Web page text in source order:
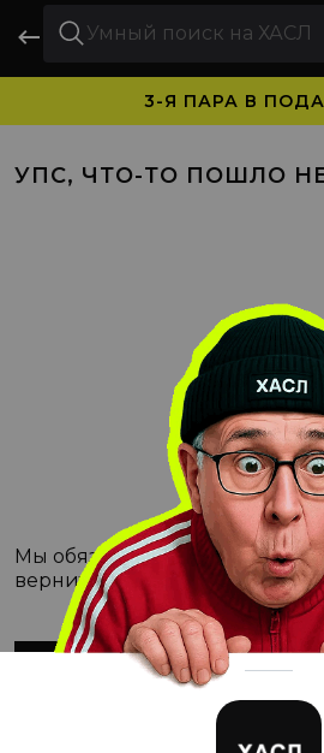
3-Я ПАРА В
УПС, ЧТО-ТО ПОШЛО
Мы обязательно с этим
вернитесь на Главную
ВЕРНУТЬСЯ НА